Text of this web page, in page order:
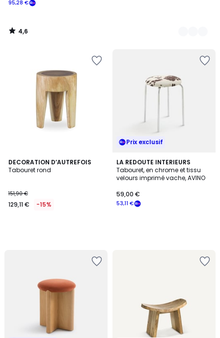
95,28 €
4,6
/
DECORATION D’AUTREFOIS
Tabouret rond
151,90 €
129,11 € -15%
Prix exclusif
LA REDOUTE INTERIEURS
Tabouret, en chrome et tissu
velours imprimé vache, AVINO
53,11 €
59,00 €